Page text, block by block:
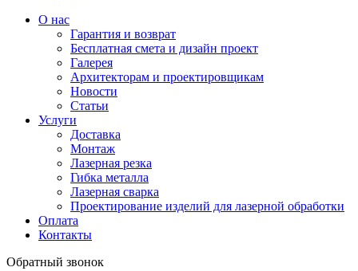
О нас
Гарантия и возврат
Бесплатная смета и дизайн проект
Галерея
Архитекторам и проектировщикам
Новости
Статьи
Услуги
Доставка
Монтаж
Лазерная резка
Гибка металла
Лазерная сварка
Проектирование изделий для лазерной обработки
Оплата
Контакты
Обратный звонок